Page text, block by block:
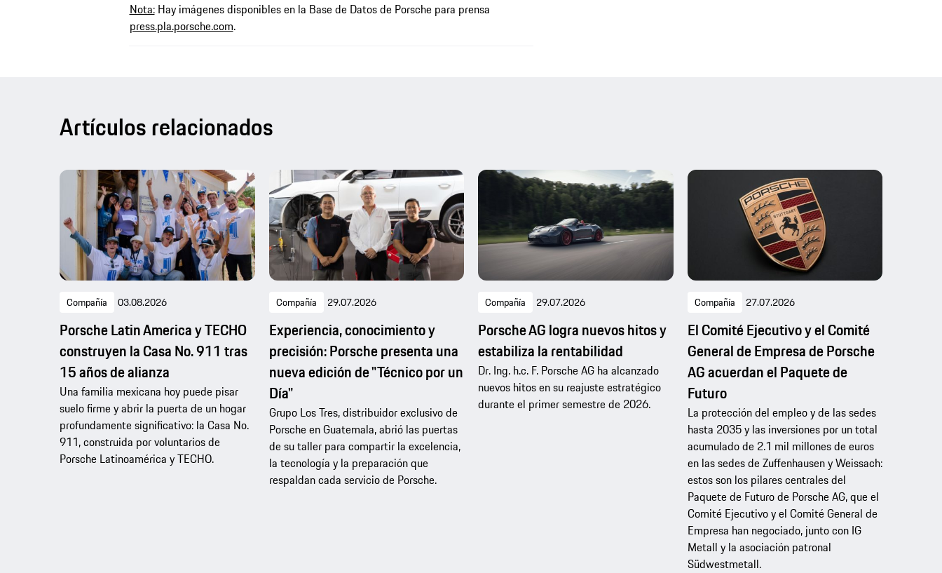
Nota:Hay imágenes disponibles en la Base de Datos de Porsche para prensa
press.pla.porsche.com.
Artículos relacionados
Compañía 03.08.2026
Porsche Latin America y TECHO
construyen la Casa No. 911 tras
15 años de alianza
Una familia mexicana hoy puede pisar
suelo firme y abrir la puerta de un hogar
profundamente significativo: la Casa No.
911, construida por voluntarios de
Porsche Latinoamérica y TECHO.
Compañía 29.07.2026
Experiencia, conocimiento y
precisión: Porsche presenta una
nueva edición de "Técnico por un
Día"
Grupo Los Tres, distribuidor exclusivo de
Porsche en Guatemala, abrió las puertas
de su taller para compartir la excelencia,
la tecnología y la preparación que
respaldan cada servicio de Porsche.
Compañía 29.07.2026
Porsche AG logra nuevos hitos y
estabiliza la rentabilidad
Dr. Ing. h.c. F. Porsche AG ha alcanzado
nuevos hitos en su reajuste estratégico
durante el primer semestre de 2026.
Compañía 27.07.2026
El Comité Ejecutivo y el Comité
General de Empresa de Porsche
AG acuerdan el Paquete de
Futuro
La protección del empleo y de las sedes
hasta 2035 y las inversiones por un total
acumulado de 2.1 mil millones de euros
en las sedes de Zuffenhausen y Weissach:
estos son los pilares centrales del
Paquete de Futuro de Porsche AG, que el
Comité Ejecutivo y el Comité General de
Empresa han negociado, junto con IG
Metall y la asociación patronal
Südwestmetall.